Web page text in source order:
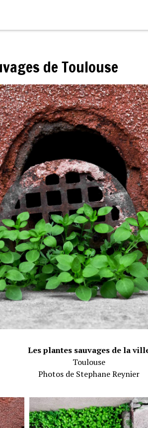
de Toulouse
Les plantes sauvages de la
Toulouse
Photos de Stephane Reynier